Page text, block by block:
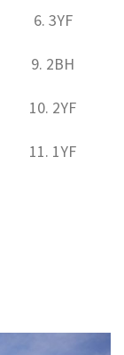
6. 3YF
9. 2BH
10. 2YF
11. 1YF